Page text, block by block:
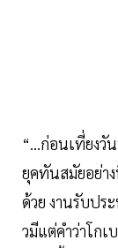
“…ก่อนเที่ยงวั
ยุคทันสมัยอย่า
ด้วย งานรับปร
วมีแต่คำว่าโกเ